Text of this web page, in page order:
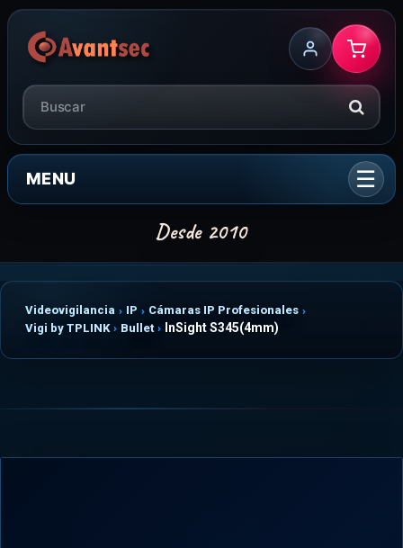
MENU
Videovigilancia IP
Cámaras IP Profesionales
Vigi by TPLINK
Bullet InSight S345(4mm)